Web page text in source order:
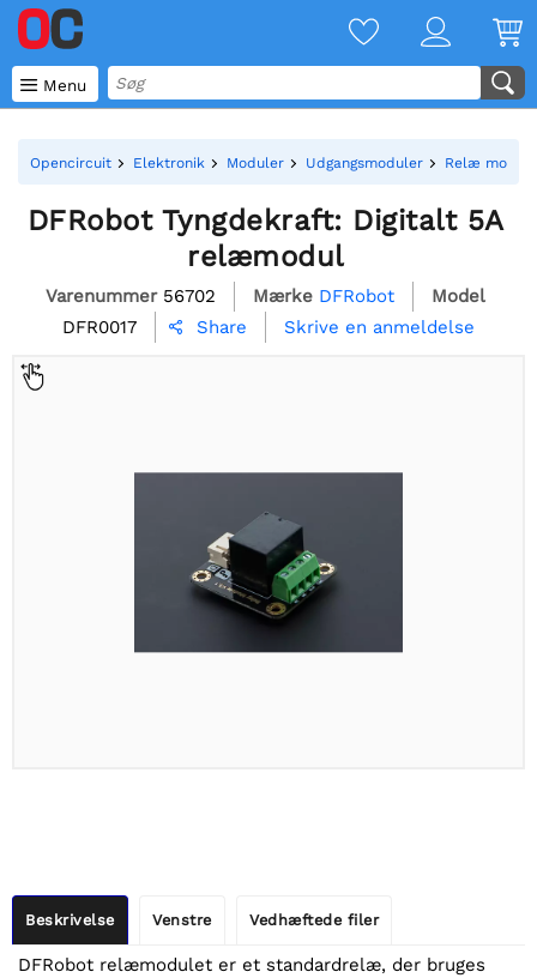
 Menu
Opencircuit Elektronik Moduler Udgangsmoduler Relæ
DFRobot Tyngdekraft: Digitalt 5A
relæmodul
Varenummer 56702 Mærke DFRobot
Model
DFR0017
 Share Skrive en anmeldelse
Beskrivelse Venstre Vedhæftede filer
DFRobot relæmodulet er et standardrelæ, der bruges